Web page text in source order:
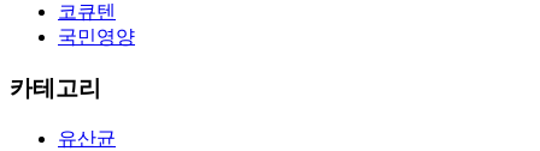
코큐텐
국민영양
카테고리
유산균